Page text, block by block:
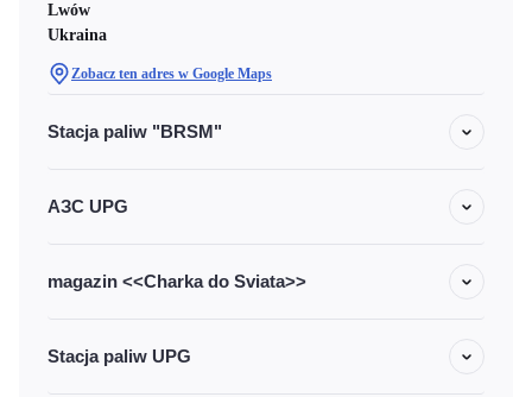
Lwów
Ukraina
Zobacz ten adres w Google Maps
Stacja paliw "BRSM"
АЗС UPG
magazin <<Charka do Sviata>>
Stacja paliw UPG